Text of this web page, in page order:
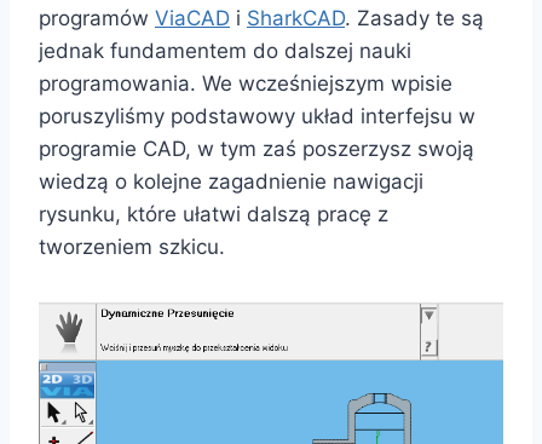
programów ViaCAD i SharkCAD. Zasady te są
jednak fundamentem do dalszej nauki
programowania. We wcześniejszym wpisie
poruszyliśmy podstawowy układ interfejsu w
programie CAD, w tym zaś poszerzysz swoją
wiedzą o kolejne zagadnienie nawigacji
rysunku, które ułatwi dalszą pracę z
tworzeniem szkicu.